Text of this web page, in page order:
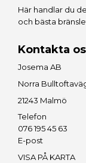
Här handlar du
och bästa
Kontakta
Josema AB
Norra
21243 Malmö
Telefon
076 195 45 63
E-post
VISA PÅ KARTA